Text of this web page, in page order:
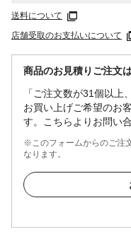
送料について
店舗受取のお支払いについて
商品のお見積りご注文
「ご注文数が31個以
お買い上げご希望のお
す。こちらよりお問い
※このフォームからのご注
なります。